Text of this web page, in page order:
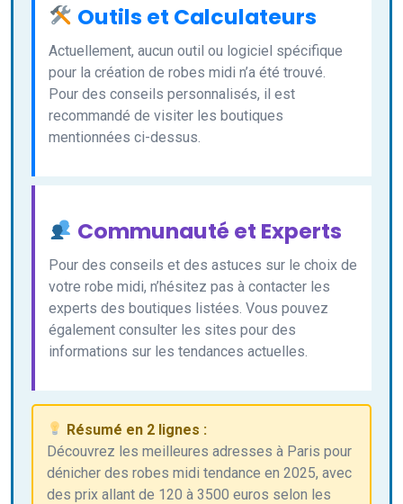
Outils et Calculateurs
Actuellement, aucun outil ou logiciel spécifique
pour la création de robes midi n’a été trouvé.
Pour des conseils personnalisés, il est
recommandé de visiter les boutiques
mentionnées ci-dessus.
Communauté et Experts
Pour des conseils et des astuces sur le choix de
votre robe midi, n’hésitez pas à contacter les
experts des boutiques listées. Vous pouvez
également consulter les sites pour des
informations sur les tendances actuelles.
Résumé en 2 lignes :
Découvrez les meilleures adresses à Paris pour
dénicher des robes midi tendance en 2025, avec
des prix allant de 120 à 3500 euros selon les